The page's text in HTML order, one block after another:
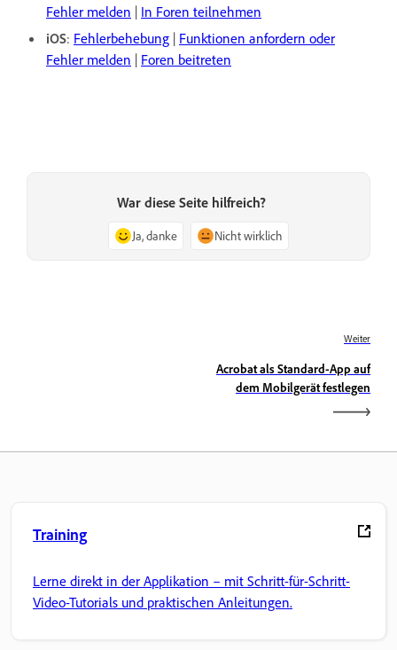
Fehler melden | In Foren teilnehmen
iOS: Fehlerbehebung | Funktionen anfordern oder
Fehler melden | Foren beitreten
War diese Seite hilfreich?
Ja, danke Nicht wirklich
Weiter
Acrobat als Standard-App auf
dem Mobilgerät festlegen
Training
Lerne direkt in der Applikation – mit Schritt-für-Schritt-
Video-Tutorials und praktischen Anleitungen.